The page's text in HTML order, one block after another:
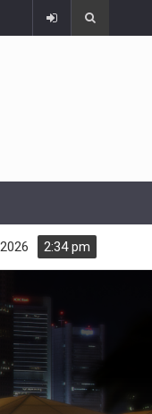
2:34 pm